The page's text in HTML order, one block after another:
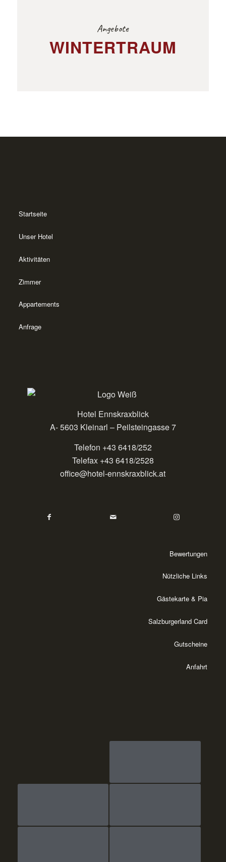
Angebote
WINTERTRAUM
Startseite
Unser Hotel
Aktivitäten
Zimmer
Appartements
Anfrage
Hotel Ennskraxblick
A- 5603 Kleinarl – Peilsteingasse 7
Telefon +43 6418/252
Telefax +43 6418/2528
office@hotel-ennskraxblick.at
Bewertungen
Nützliche Links
Gästekarte & Pia
Salzburgerland Card
Gutscheine
Anfahrt